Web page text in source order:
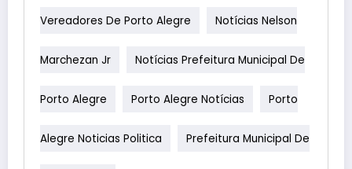
Vereadores De Porto Alegre Notícias Nelson
Marchezan Jr Notícias Prefeitura Municipal De
Porto Alegre Porto Alegre Notícias Porto
Alegre Noticias Politica Prefeitura Municipal De